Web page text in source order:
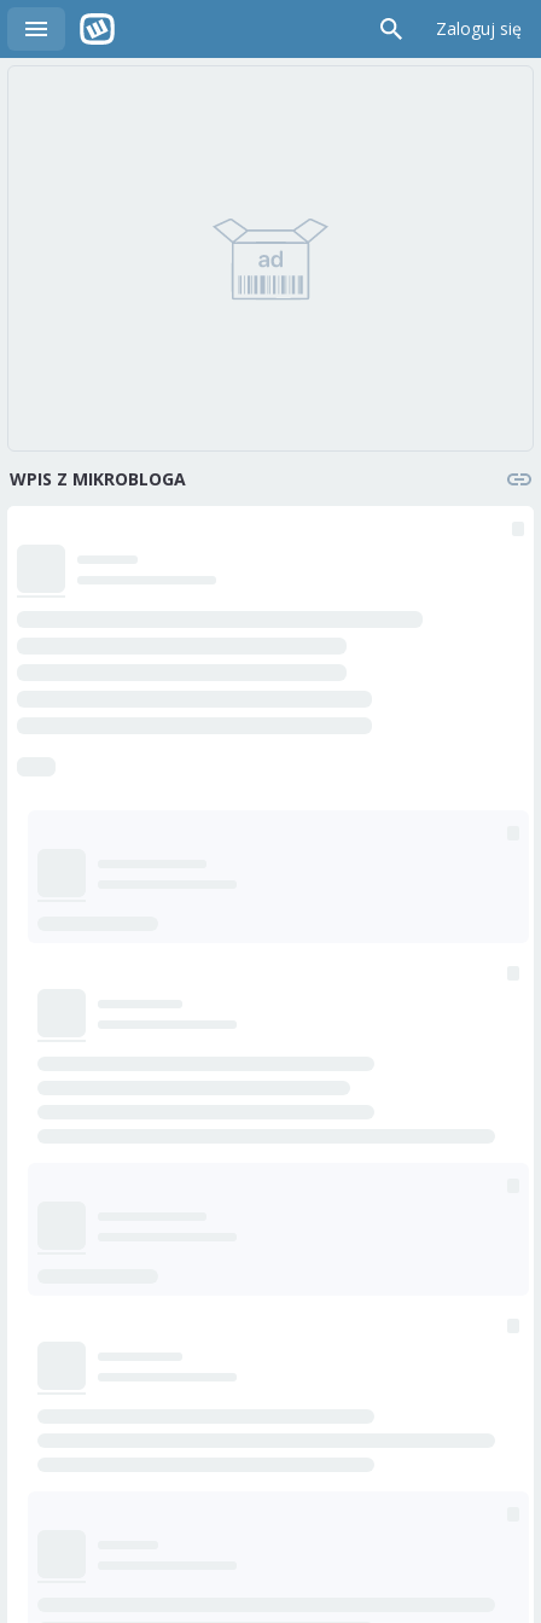
Zaloguj się
WPIS Z MIKROBLOGA